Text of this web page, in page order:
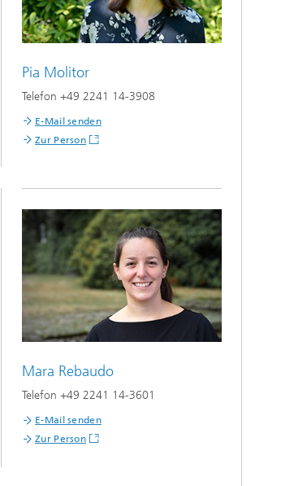
Pia Molitor
Telefon +49 2241 14-3908
E-Mail senden
Zur Person
Mara Rebaudo
Telefon +49 2241 14-3601
E-Mail senden
Zur Person